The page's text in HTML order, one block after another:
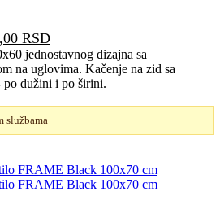
RSD.
RSDTrenutna
cena
je:
22.600,00 RSD.
jednostavnog dizajna sa
na uglovima. Kačenje na zid sa
po dužini i po širini.
službama